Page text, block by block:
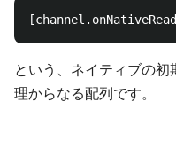
という、ネイティブの
理からなる配列です。